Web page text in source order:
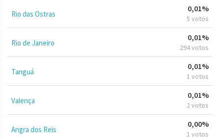
Rio das Ostras
0,01%
5 votos
Rio de Janeiro
0,01%
294 votos
Tanguá
0,01%
1 votos
Valença
0,01%
2 votos
Angra dos Reis
0,00%
1 votos